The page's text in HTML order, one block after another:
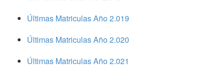
Últimas Matriculas Año 2.019
Últimas Matriculas Año 2.020
Últimas Matriculas Año 2.021